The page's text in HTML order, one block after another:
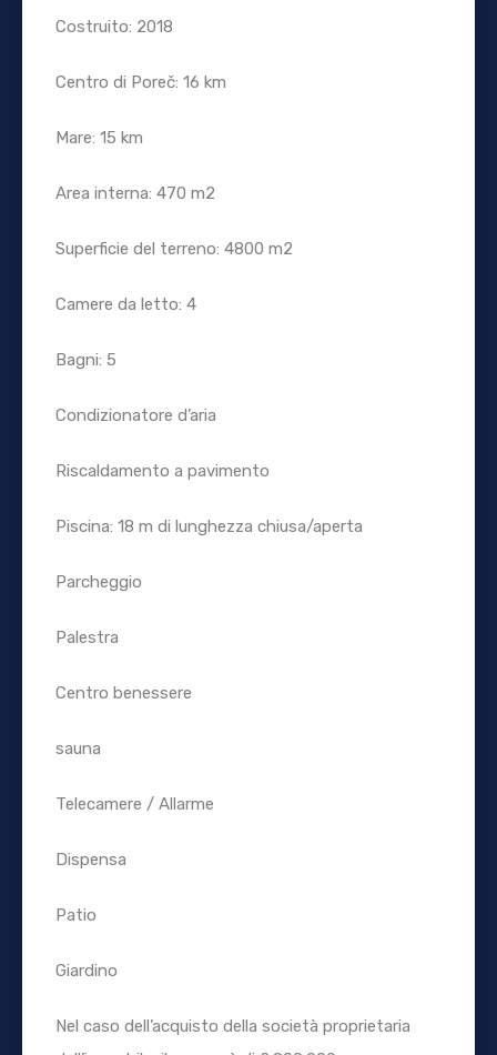
Costruito: 2018
Centro di Poreč: 16 km
Mare: 15 km
Area interna: 470 m2
Superficie del terreno: 4800 m2
Camere da letto: 4
Bagni: 5
Condizionatore d’aria
Riscaldamento a pavimento
Piscina: 18 m di lunghezza chiusa/aperta
Parcheggio
Palestra
Centro benessere
sauna
Telecamere / Allarme
Dispensa
Patio
Giardino
Nel caso dell’acquisto della società proprietaria